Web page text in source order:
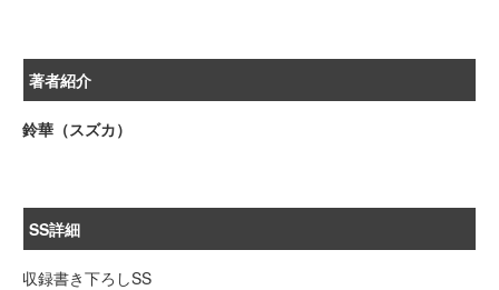
著者紹介
鈴華（スズカ）
SS詳細
収録書き下ろしSS